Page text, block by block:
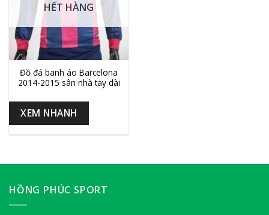
HẾT HÀNG
Đồ đá banh áo Barcelona
2014-2015 sân nhà tay dài
XEM NHANH
HỒNG PHÚC SPORT